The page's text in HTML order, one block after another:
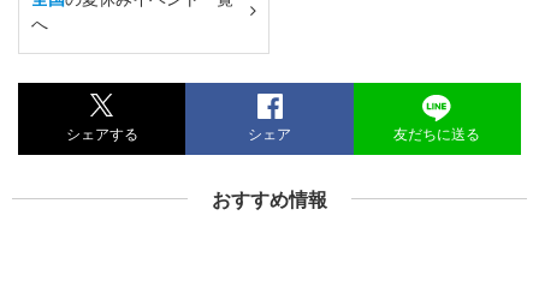
へ
シェアする シェア 友だちに送る
おすすめ情報